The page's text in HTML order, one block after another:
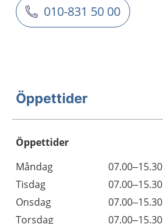
010-831 50 00
Öppettider
Öppettider
Dag
Öppettider
Kommentarer
Måndag
07.00–15.30
Tisdag
07.00–15.30
Onsdag
07.00–15.30
Torsdag
07.00–15.30